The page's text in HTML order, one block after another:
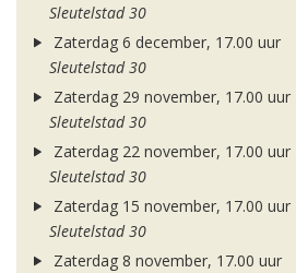
Sleutelstad 30
Zaterdag 6 december, 17.00 uur
Sleutelstad 30
Zaterdag 29 november, 17.00 uur
Sleutelstad 30
Zaterdag 22 november, 17.00 uur
Sleutelstad 30
Zaterdag 15 november, 17.00 uur
Sleutelstad 30
Zaterdag 8 november, 17.00 uur